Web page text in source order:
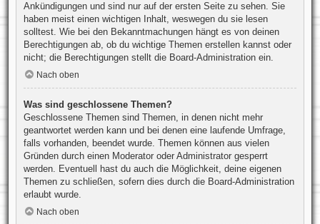
Ankündigungen und sind nur auf der ersten Seite zu sehen. Sie
haben meist einen wichtigen Inhalt, weswegen du sie lesen
solltest. Wie bei den Bekanntmachungen hängt es von deinen
Berechtigungen ab, ob du wichtige Themen erstellen kannst oder
nicht; die Berechtigungen stellt die Board-Administration ein.
Nach oben
Was sind geschlossene Themen?
Geschlossene Themen sind Themen, in denen nicht mehr
geantwortet werden kann und bei denen eine laufende Umfrage,
falls vorhanden, beendet wurde. Themen können aus vielen
Gründen durch einen Moderator oder Administrator gesperrt
werden. Eventuell hast du auch die Möglichkeit, deine eigenen
Themen zu schließen, sofern dies durch die Board-Administration
erlaubt wurde.
Nach oben